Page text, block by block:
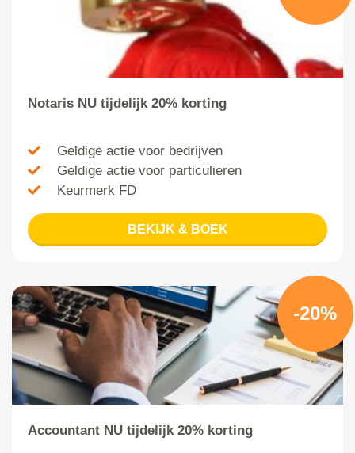
Notaris NU tijdelijk 20% korting
Geldige actie voor bedrijven
Geldige actie voor particulieren
Keurmerk FD
BEKIJK & BOEK
-20%
Accountant NU tijdelijk 20% korting